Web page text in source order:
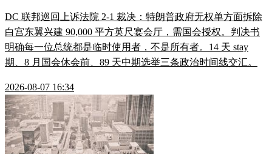
DC 联邦巡回上诉法院 2-1 裁决：特朗普政府无权单方面拆除
白宫东翼兴建 90,000 平方英尺宴会厅，需国会授权。判决书
明确每一位总统都是临时使用者，不是所有者。14 天 stay
期、8 月国会休会前、89 天中期选举三条政治时间线交汇。
2026-08-07 16:34